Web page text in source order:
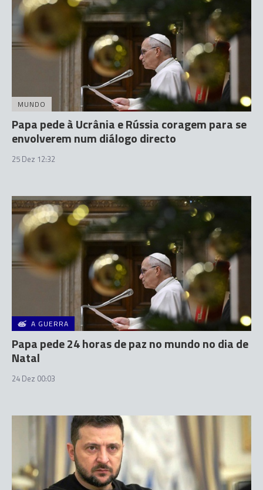
MUNDO
Papa pede à Ucrânia e Rússia coragem para se
envolverem num diálogo directo
25 Dez 12:32
A GUERRA
Papa pede 24 horas de paz no mundo no dia de
Natal
24 Dez 00:03